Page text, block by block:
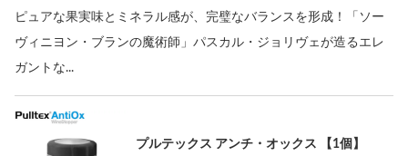
ピュアな果実味とミネラル感が、完璧なバランスを形成！「ソー
ヴィニヨン・ブランの魔術師」パスカル・ジョリヴェが造るエレ
ガントな...
プルテックス アンチ・オックス 【1個】